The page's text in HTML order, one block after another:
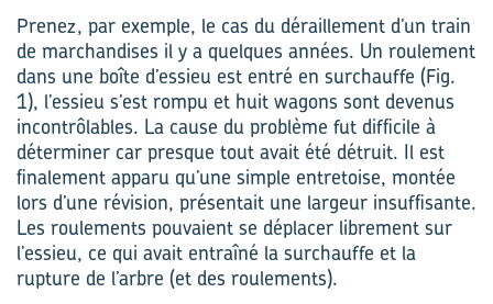
Prenez, par exemple, le cas du déraillement d’un train
de marchandises il y a quelques années. Un roulement
dans une boîte d’essieu est entré en surchauffe (Fig.
1), l’essieu s’est rompu et huit wagons sont devenus
incontrôlables. La cause du problème fut difficile à
déterminer car presque tout avait été détruit. Il est
finalement apparu qu’une simple entretoise, montée
lors d’une révision, présentait une largeur insuffisante.
Les roulements pouvaient se déplacer librement sur
l’essieu, ce qui avait entraîné la surchauffe et la
rupture de l’arbre (et des roulements).